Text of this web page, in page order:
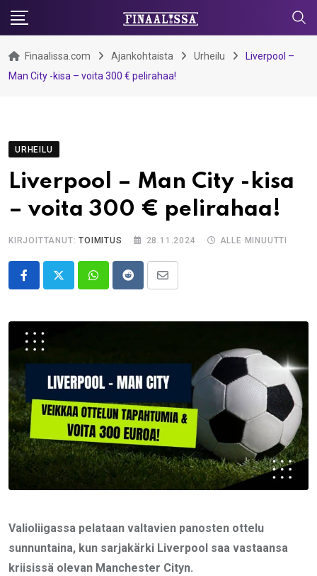
Skip
content
Finaalissa.com Ajankohtaista Urheilu
Liverpool –
Man City -kisa – voita 300 € pelirahaa!
URHEILU
Liverpool – Man City -kisa
– voita 300 € pelirahaa!
KIRJOITTANUT:TOIMITUS 28.11.2024 ALLE MINUUTTI
WhatsappRedditShare
Email
Valioliigassa pelataan valtavien panosten ottelu
sunnuntaina, kun sarjakärki Liverpool saa vastaansa
kriisissä olevan Manchester Cityn.